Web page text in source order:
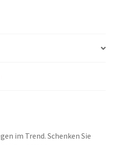
im Trend. Schenken Sie